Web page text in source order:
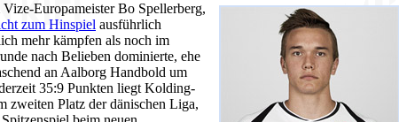
Europameister Bo Spellerberg,
zum Hinspiel ausführlich
mehr kämpfen als noch im
nach Belieben dominierte, ehe
an Aalborg Handbold um
35:9 Punkten liegt Kolding-
zweiten Platz der dänischen Liga,